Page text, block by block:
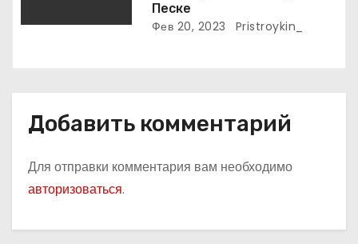
Песке
Фев 20, 2023 Pristroykin_
Добавить комментарий
Для отправки комментария вам необходимо
авторизоваться.